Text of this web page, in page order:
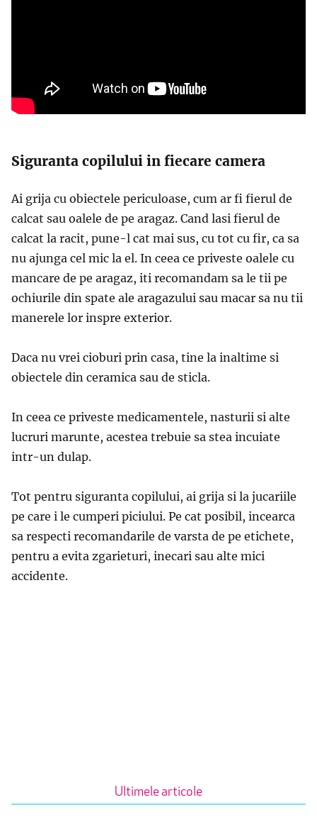
Siguranta copilului in fiecare camera
Ai grija cu obiectele periculoase, cum ar fi fierul de
calcat sau oalele de pe aragaz. Cand lasi fierul de
calcat la racit, pune-l cat mai sus, cu tot cu fir, ca sa
nu ajunga cel mic la el. In ceea ce priveste oalele cu
mancare de pe aragaz, iti recomandam sa le tii pe
ochiurile din spate ale aragazului sau macar sa nu tii
manerele lor inspre exterior.
Daca nu vrei cioburi prin casa, tine la inaltime si
obiectele din ceramica sau de sticla.
In ceea ce priveste medicamentele, nasturii si alte
lucruri marunte, acestea trebuie sa stea incuiate
intr-un dulap.
Tot pentru siguranta copilului, ai grija si la jucariile
pe care i le cumperi piciului. Pe cat posibil, incearca
sa respecti recomandarile de varsta de pe etichete,
pentru a evita zgarieturi, inecari sau alte mici
accidente.
Ultimele articole